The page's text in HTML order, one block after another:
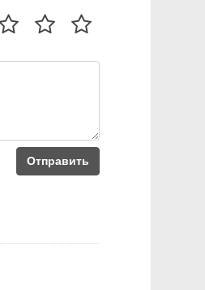
Отправить